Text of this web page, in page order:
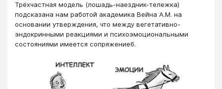
Трёхчастная модель (лошадь-наездник-тележка)
подсказана нам работой академика Вейна А.М. на
основании утверждения, что между вегетативно-
эндокринными реакциями и психоэмоциональными
состояниями имеется сопряжение6.